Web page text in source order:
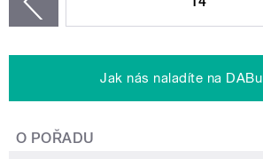
Jak nás naladíte na DABu
O POŘADU